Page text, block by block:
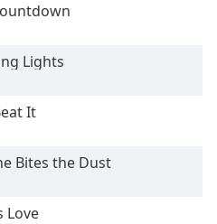
Lights
It
Bites the Dust
Love